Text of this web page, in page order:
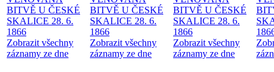
BITVĚ U ČESKÉ
SKALICE 28. 6.
1866
Zobrazit všechny
záznamy ze dne
BITVĚ U ČESKÉ
SKALICE 28. 6.
1866
Zobrazit všechny
záznamy ze dne
BITVĚ U ČESKÉ
SKALICE 28. 6.
1866
Zobrazit všechny
záznamy ze dne